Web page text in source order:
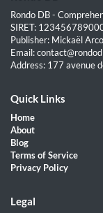
Rondo DB -
SIRET:
Publisher: Mickaël
Email:
Address: 177 avenue
Quick Links
Home
About
Blog
Terms of Service
Privacy Policy
Legal